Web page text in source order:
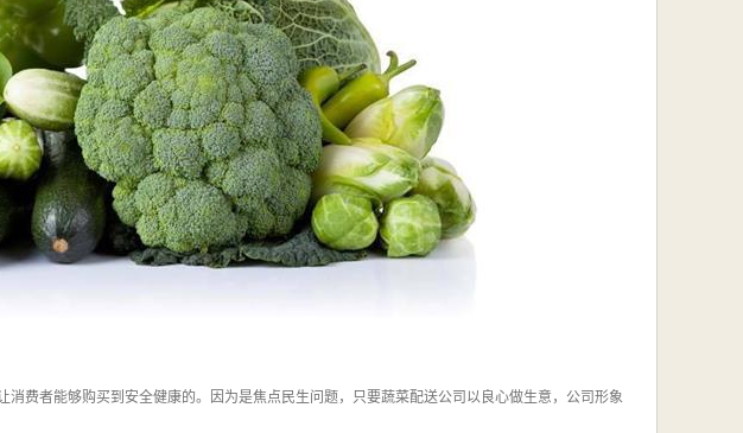
费者能够购买到安全健康的。因为是焦点民生问题，只要蔬菜配送公司以良心做生意，公司形象